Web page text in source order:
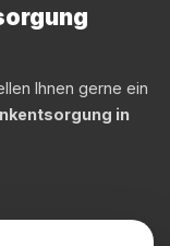
Ihnen gerne ein
in